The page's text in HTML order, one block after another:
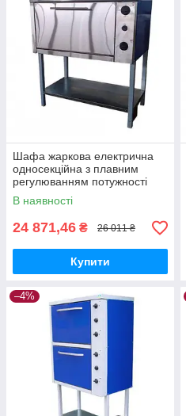
Шафа жаркова електрична
односекційна з плавним
регулюванням потужності
ШЖЕ-1-GN2/1 майстер
В наявності
24 871,46 ₴ 26 011 ₴
Купити
–4%